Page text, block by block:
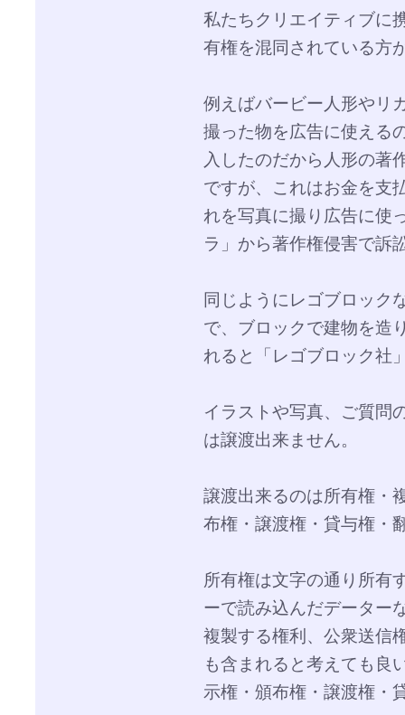
私たちクリエイティブに
有権を混同されている方
例えばバービー人形やリ
撮った物を広告に使える
入したのだから人形の著
ですが、これはお金を支
れを写真に撮り広告に使
ラ」から著作権侵害で訴
同じようにレゴブロック
で、ブロックで建物を造
れると「レゴブロック社
イラストや写真、ご質問
は譲渡出来ません。
譲渡出来るのは所有権・
布権・譲渡権・貸与権・
所有権は文字の通り所有
ーで読み込んだデーター
複製する権利、公衆送信
も含まれると考えても良
示権・頒布権・譲渡権・